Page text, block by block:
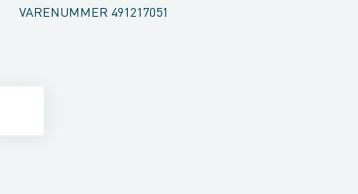
VARENUMMER 491217051